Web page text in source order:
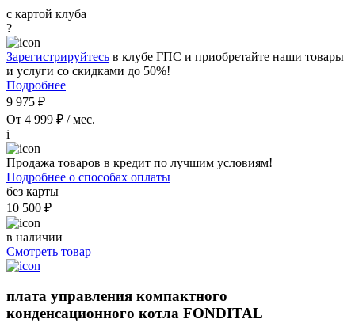
с картой клуба
?
Зарегистрируйтесь в клубе ГПС и приобретайте наши товары
и услуги со скидками до 50%!
Подробнее
9 975 ₽
От 4 999 ₽ / мес.
i
Продажа товаров в кредит по лучшим условиям!
Подробнее о способах оплаты
без карты
10 500 ₽
в наличии
Смотреть товар
плата управления компактного
конденсационного котла FONDITAL